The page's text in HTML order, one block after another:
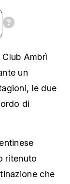
Ambrì
un
le due
di
ritenuto
che